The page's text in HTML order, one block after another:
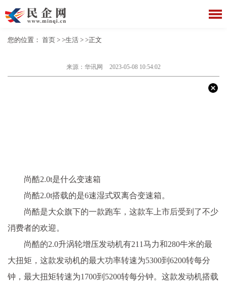
您的位置： 首页 > >生活 > >正文
来源：华讯网 2023-05-08 10:54:02
尚酷2.0t是什么变速箱
尚酷2.0t搭载的是6速湿式双离合变速箱。
尚酷是大众旗下的一款跑车，这款车上市后受到了不少
消费者的欢迎。
尚酷的2.0升涡轮增压发动机有211马力和280牛米的最
大扭矩，这款发动机的最大功率转速为5300到6200转每分
钟，最大扭矩转速为1700到5200转每分钟。这款发动机搭载